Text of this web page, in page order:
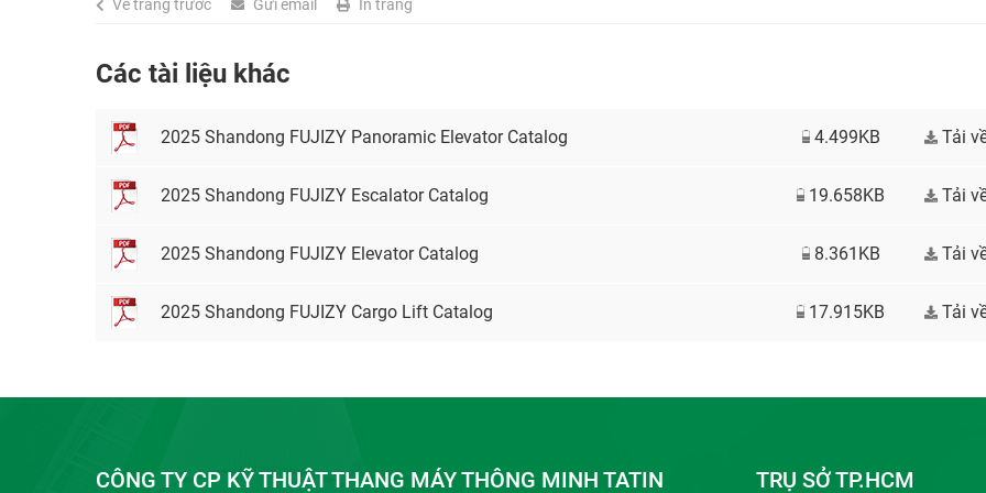
Về trang trước Gửi email In trang
Các tài liệu khác
2025 Shandong FUJIZY Panoramic Elevator Catalog 4.499KB Tải
2025 Shandong FUJIZY Escalator Catalog 19.658KB Tải
2025 Shandong FUJIZY Elevator Catalog 8.361KB Tải
2025 Shandong FUJIZY Cargo Lift Catalog 17.915KB Tải
CÔNG TY CP KỸ THUẬT THANG MÁY THÔNG MINH TATIN TRỤ SỞ TP.HCM